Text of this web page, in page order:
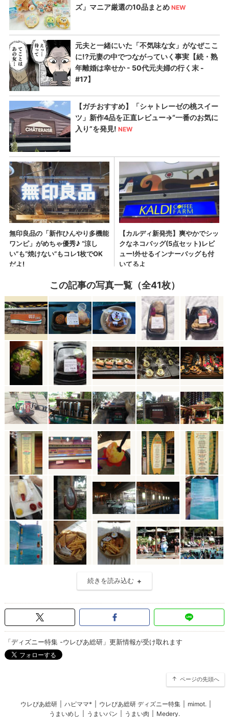
この記事の写真一覧（全41枚）
続きを読み込む
「ディズニー特集 -ウレぴあ総研」更新情報が受け取れます
ページの先頭へ
ウレぴあ総研 ハピママ* ウレぴあ総研 ディズニー特集 mimot.
うまいめし
うまいパン うまい肉 Medery.